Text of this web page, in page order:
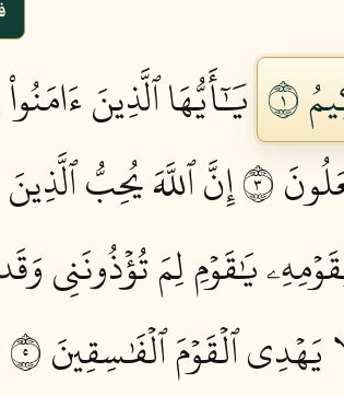
١
يَٰٓأَيُّهَا ٱلَّذِينَ
٣
إِنَّ ٱللَّهَ يُحِبُّ
يَٰقَوۡمِ لِمَ تُؤۡذُونَنِي
يَهۡدِي ٱلۡقَوۡمَ ٱلۡفَٰسِقِينَ ٥